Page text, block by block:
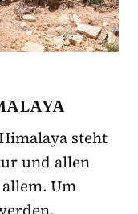
steht
und allen
Um